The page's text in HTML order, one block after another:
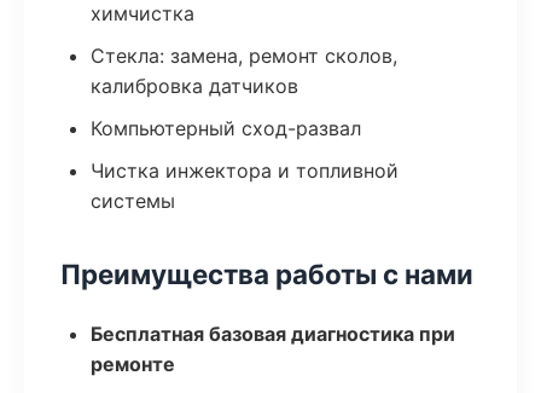
химчистка
Стекла: замена, ремонт сколов,
калибровка датчиков
Компьютерный сход-развал
Чистка инжектора и топливной
системы
Преимущества работы с нами
Бесплатная базовая диагностика при
ремонте